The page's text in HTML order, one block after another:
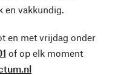
en vakkundig.
en met vrijdag onder
of op elk moment